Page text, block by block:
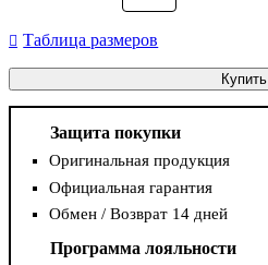
Таблица размеров
Купить
Защита покупки
Оригинальная продукция
Официальная гарантия
Обмен / Возврат 14 дней
Программа лояльности